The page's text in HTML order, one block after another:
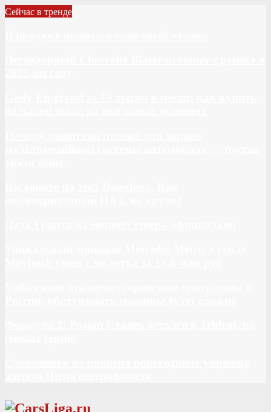
Сейчас в тренде
Vk